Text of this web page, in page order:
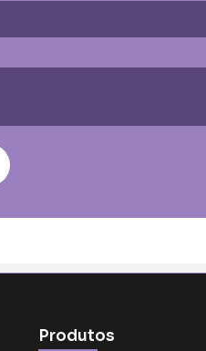
Produtos
Média (€100)
Grande (€115)